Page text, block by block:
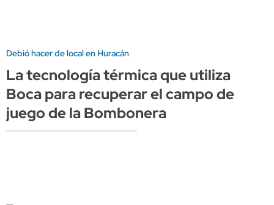
Debió hacer de local en Huracán
La tecnología térmica que utiliza
Boca para recuperar el campo de
juego de la Bombonera